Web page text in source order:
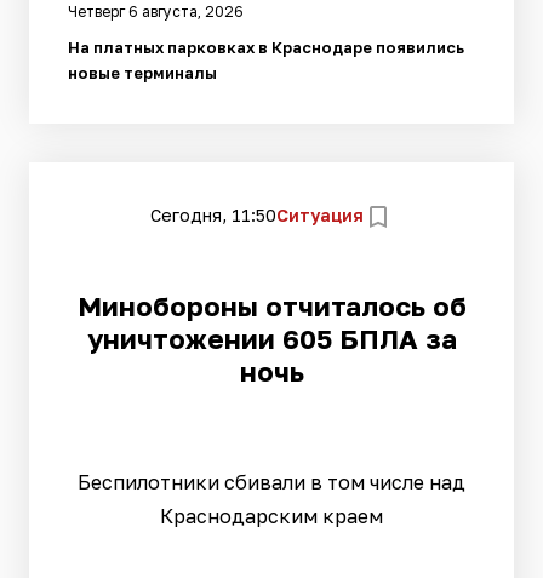
Четверг 6 августа, 2026
На платных парковках в Краснодаре появились
новые терминалы
Сегодня, 11:50Ситуация
Минобороны отчиталось об
уничтожении 605 БПЛА за
ночь
Беспилотники сбивали в том числе над
Краснодарским краем